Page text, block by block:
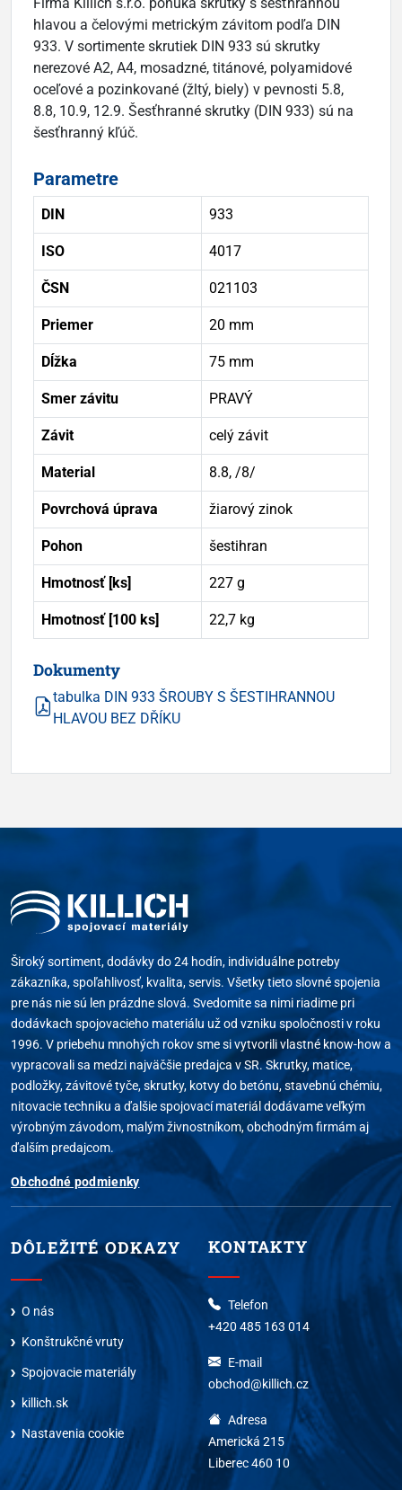
hlavou a čelovými metrickým závitom podľa DIN
933. V sortimente skrutiek DIN 933 sú skrutky
nerezové A2, A4, mosadzné, titánové, polyamidové
oceľové a pozinkované (žltý, biely) v pevnosti 5.8,
8.8, 10.9, 12.9. Šesťhranné skrutky (DIN 933) sú na
šesťhranný kľúč.
Parametre
DIN 933
ISO 4017
ČSN 021103
Priemer 20 mm
Dĺžka 75 mm
Smer závitu PRAVÝ
Závit celý závit
Material 8.8, /8/
Povrchová úprava žiarový zinok
Pohon šestihran
Hmotnosť [ks] 227 g
Hmotnosť [100 ks] 22,7 kg
Dokumenty
tabulka DIN 933 ŠROUBY S ŠESTIHRANNOU
HLAVOU BEZ DŘÍKU
Široký sortiment, dodávky do 24 hodín, individuálne potreby
zákazníka, spoľahlivosť, kvalita, servis. Všetky tieto slovné spojenia
pre nás nie sú len prázdne slová. Svedomite sa nimi riadime pri
dodávkach spojovacieho materiálu už od vzniku spoločnosti v roku
1996. V priebehu mnohých rokov sme si vytvorili vlastné know-how a
vypracovali sa medzi najväčšie predajca v SR. Skrutky, matice,
podložky, závitové tyče, skrutky, kotvy do betónu, stavebnú chémiu,
nitovacie techniku a ďalšie spojovací materiál dodávame veľkým
výrobným závodom, malým živnostníkom, obchodným firmám aj
ďalším predajcom.
Obchodné podmienky
DÔLEŽITÉ ODKAZY
O nás
Konštrukčné vruty
Spojovacie materiály
killich.sk
Nastavenia cookie
KONTAKTY
Telefon
+420 485 163 014
E-mail
obchod@killich.cz
Adresa
Americká 215
Liberec 460 10